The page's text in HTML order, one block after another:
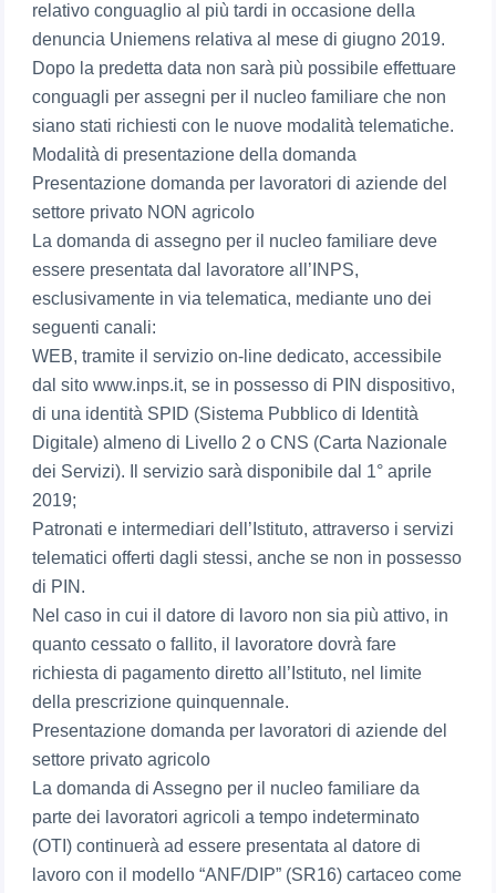
relativo conguaglio al più tardi in occasione della
denuncia Uniemens relativa al mese di giugno 2019.
Dopo la predetta data non sarà più possibile effettuare
conguagli per assegni per il nucleo familiare che non
siano stati richiesti con le nuove modalità telematiche.
Modalità di presentazione della domanda
Presentazione domanda per lavoratori di aziende del
settore privato NON agricolo
La domanda di assegno per il nucleo familiare deve
essere presentata dal lavoratore all’INPS,
esclusivamente in via telematica, mediante uno dei
seguenti canali:
WEB, tramite il servizio on-line dedicato, accessibile
dal sito www.inps.it, se in possesso di PIN dispositivo,
di una identità SPID (Sistema Pubblico di Identità
Digitale) almeno di Livello 2 o CNS (Carta Nazionale
dei Servizi). Il servizio sarà disponibile dal 1° aprile
2019;
Patronati e intermediari dell’Istituto, attraverso i servizi
telematici offerti dagli stessi, anche se non in possesso
di PIN.
Nel caso in cui il datore di lavoro non sia più attivo, in
quanto cessato o fallito, il lavoratore dovrà fare
richiesta di pagamento diretto all’Istituto, nel limite
della prescrizione quinquennale.
Presentazione domanda per lavoratori di aziende del
settore privato agricolo
La domanda di Assegno per il nucleo familiare da
parte dei lavoratori agricoli a tempo indeterminato
(OTI) continuerà ad essere presentata al datore di
lavoro con il modello “ANF/DIP” (SR16) cartaceo come